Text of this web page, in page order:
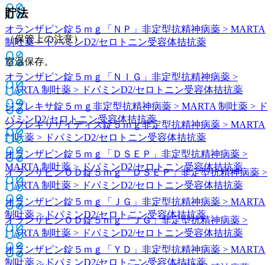
オランザピン錠５ｍｇ「ＮＰ」 非定型抗精神病薬 > MARTA
制吐薬 > ドパミンD2/セロトニン受容体拮抗薬
オランザピン錠５ｍｇ「ＮＩＧ」 非定型抗精神病薬 >
MARTA 制吐薬 > ドパミンD2/セロトニン受容体拮抗薬
ジプレキサザイディス錠５ｍｇ非定型抗精神病薬 > MARTA
制吐薬 > ドパミンD2/セロトニン受容体拮抗薬
オランザピンＯＤ錠５ｍｇ「ＤＳＥＰ」非定型抗精神病薬 >
MARTA 制吐薬 > ドパミンD2/セロトニン受容体拮抗薬
オランザピンＯＤ錠５ｍｇ「ＪＧ」非定型抗精神病薬 >
MARTA 制吐薬 > ドパミンD2/セロトニン受容体拮抗薬
貯法
（保管上の注意）
室温保存。
ジプレキサ錠５ｍｇ 非定型抗精神病薬 > MARTA 制吐薬 > ド
パミンD2/セロトニン受容体拮抗薬
オランザピン錠５ｍｇ「ＤＳＥＰ」 非定型抗精神病薬 >
MARTA 制吐薬 > ドパミンD2/セロトニン受容体拮抗薬
オランザピン錠５ｍｇ「ＪＧ」 非定型抗精神病薬 > MARTA
制吐薬 > ドパミンD2/セロトニン受容体拮抗薬
オランザピン錠５ｍｇ「ＹＤ」 非定型抗精神病薬 > MARTA
制吐薬 > ドパミンD2/セロトニン受容体拮抗薬